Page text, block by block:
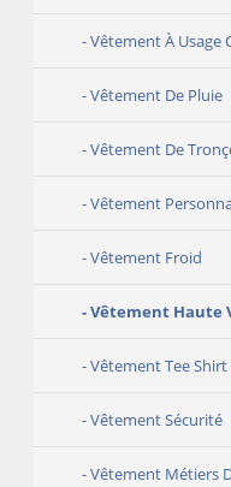
Vêtement À Usage
Vêtement De Pluie
Vêtement De
Vêtement
Vêtement Froid
Vêtement Haute
Vêtement Tee
Vêtement Sécurité
Vêtement Métiers